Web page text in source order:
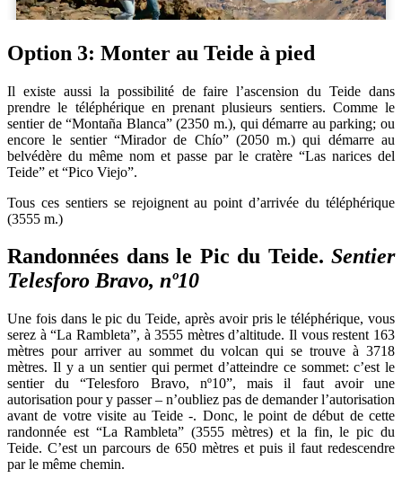
Option 3: Monter au Teide à pied
Il existe aussi la possibilité de faire l’ascension du Teide dans
prendre le téléphérique en prenant plusieurs sentiers. Comme le
sentier de “Montaña Blanca” (2350 m.), qui démarre au parking; ou
encore le sentier “Mirador de Chío” (2050 m.) qui démarre au
belvédère du même nom et passe par le cratère “Las narices del
Teide” et “Pico Viejo”.
Tous ces sentiers se rejoignent au point d’arrivée du téléphérique
(3555 m.)
Randonnées dans le Pic du Teide. Sentier
Telesforo Bravo, nº10
Une fois dans le pic du Teide, après avoir pris le téléphérique, vous
serez à “La Rambleta”, à 3555 mètres d’altitude. Il vous restent 163
mètres pour arriver au sommet du volcan qui se trouve à 3718
mètres. Il y a un sentier qui permet d’atteindre ce sommet: c’est le
sentier du “Telesforo Bravo, nº10”, mais il faut avoir une
autorisation pour y passer – n’oubliez pas de demander l’autorisation
avant de votre visite au Teide -. Donc, le point de début de cette
randonnée est “La Rambleta” (3555 mètres) et la fin, le pic du
Teide. C’est un parcours de 650 mètres et puis il faut redescendre
par le même chemin.